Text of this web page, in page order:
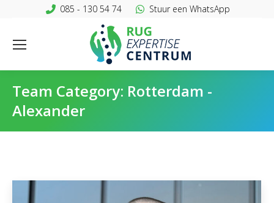
085 - 130 54 74 Stuur een WhatsApp
Team Category: Rotterdam -
Alexander